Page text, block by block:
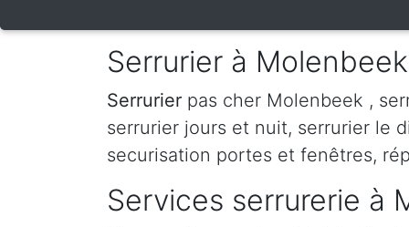
Serrurier à Molenbeek
Serrurier pas cher Molenbeek ,
serrurier jours et nuit, serrurier le
securisation portes et fenêtres,
Services serrurerie à